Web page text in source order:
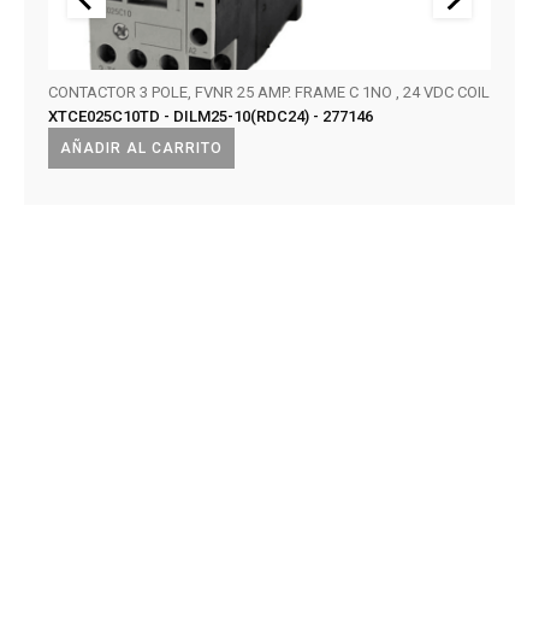
AÑADIR AL CARRITO
CONTACTOR 3 POLE, FVNR 25 AMP. FRAME C 1NO , 24 VDC COIL
XTCE025C10TD - DILM25-10(RDC24) - 277146